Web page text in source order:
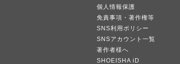
個人情報保護
免責事項・著作権等
SNS利用ポリシー
SNSアカウント一覧
著作者様へ
SHOEISHA iD